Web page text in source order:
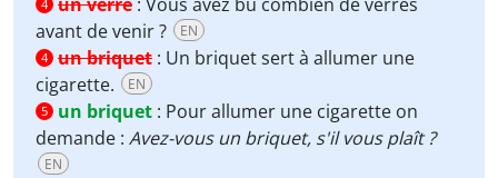
4
avant de venir ?
EN
4 un briquet : Un briquet sert à allumer une
cigarette.
EN
5 un briquet : Pour allumer une cigarette on
demande : Avez-vous un briquet, s'il vous plaît ?
EN